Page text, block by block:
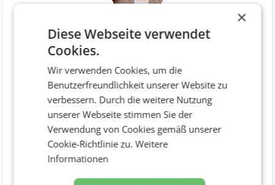
Name
Michaela Froschauer BSc MA
E-Mail
michaela.froschauer@sery.com
Funktion
COO / Chief Operating Officer
Telefonnummer
+43 (732) 674015 (44)
×
Diese Webseite verwendet
Cookies.
Wir verwenden Cookies, um die
Benutzerfreundlichkeit unserer Website zu
verbessern. Durch die weitere Nutzung
unserer Webseite stimmen Sie der
Verwendung von Cookies gemäß unserer
Cookie-Richtlinie zu.Weitere
Informationen